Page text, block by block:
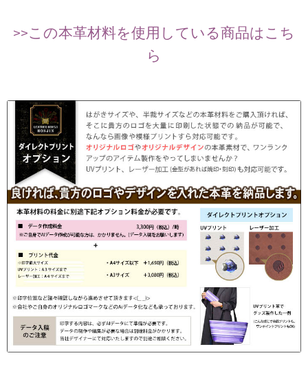
>>この本革材料を使用している商品はこち
ら